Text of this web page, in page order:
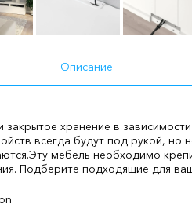
Описание
хранение в
всегда будут под рукой, но
Эту мебель необходимо
Подберите подходящие для